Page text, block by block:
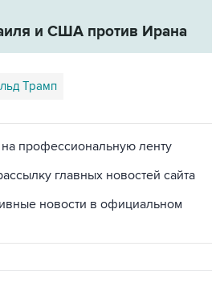
и США против Ирана
Трамп
на профессиональную ленту
главных новостей сайта
новости в официальном